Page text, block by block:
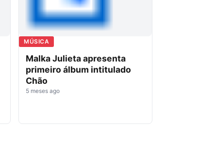
MÚSICA
Malka Julieta apresenta
primeiro álbum intitulado
Chão
5 meses ago